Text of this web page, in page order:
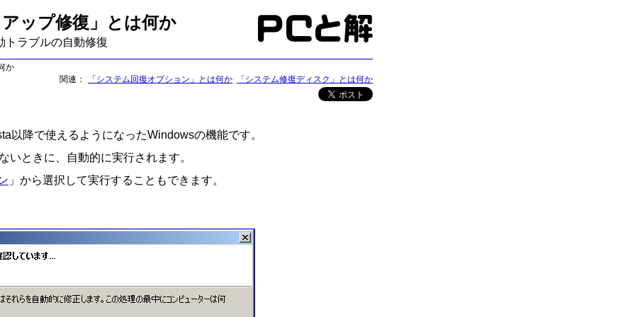
ップ修復」とは何か
トラブルの自動修復
か
関連
「システム回復オプション」とは何か 「システム修復ディスク」とは何か
以降で使えるようになったWindowsの機能です。
いときに、自動的に実行されます。
」から選択して実行することもできます。